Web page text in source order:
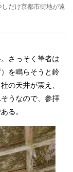
だけ京都市街地が遠
さっそく筆者は
を鳴らそうと鈴
の天井が震え、
うなので、参拝
る。